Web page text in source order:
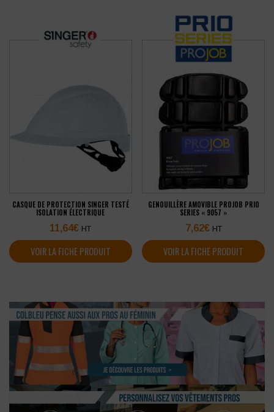
CASQUE DE PROTECTION SINGER TESTÉ
ISOLATION ÉLECTRIQUE
11,64€ HT
VOIR LA FICHE PRODUIT
GENOUILLÈRE AMOVIBLE PROJOB PRIO
SERIES « 9057 »
7,62€ HT
VOIR LA FICHE PRODUIT